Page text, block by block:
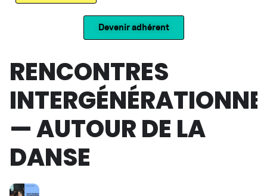
Devenir adhérent
RENCONTRES
— AUTOUR DE LA
DANSE